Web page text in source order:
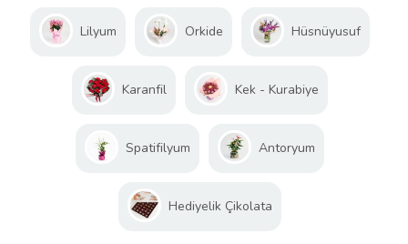
Lilyum Orkide Hüsnüyusuf
Karanfil Kek - Kurabiye
Spatifilyum Antoryum
Hediyelik Çikolata